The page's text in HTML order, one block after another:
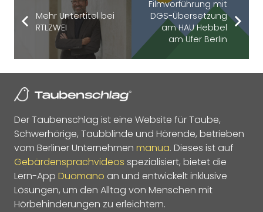
Mehr Untertitel bei
RTLZWEI
Filmvorführung mit
DGS-Übersetzung
am HAU Hebbel
am Ufer Berlin
Der Taubenschlag ist eine Website für Taube,
Schwerhörige, Taubblinde und Hörende, betrieben
vom Berliner Unternehmen manua. Dieses ist auf
Gebärdensprachvideos spezialisiert, bietet die
Lern-App Duomano an und entwickelt inklusive
Lösungen, um den Alltag von Menschen mit
Hörbehinderungen zu erleichtern.